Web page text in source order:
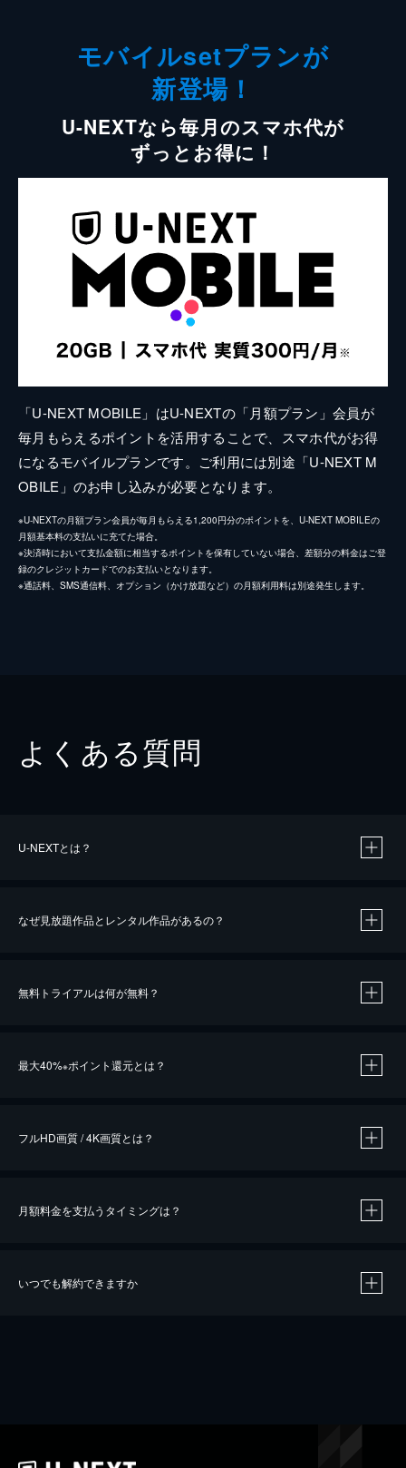
モバイルsetプランが
新登場！
U-NEXTなら毎月のスマホ代が
ずっとお得に！
「U-NEXT MOBILE」はU-NEXTの「月額プラン」会員が
毎月もらえるポイントを活用することで、スマホ代がお得
になるモバイルプランです。ご利用には別途「U-NEXT M
OBILE」のお申し込みが必要となります。
※U-NEXTの月額プラン会員が毎月もらえる1,200円分のポイントを、U-NEXT MOBILEの
月額基本料の支払いに充てた場合。
※決済時において支払金額に相当するポイントを保有していない場合、差額分の料金はご登
録のクレジットカードでのお支払いとなります。
※通話料、SMS通信料、オプション（かけ放題など）の月額利用料は別途発生します。
よくある質問
U-NEXTとは？
なぜ見放題作品とレンタル作品があるの？
無料トライアルは何が無料？
最大40%※ポイント還元とは？
※40％ポイント還元の対象は、クレジットカード決済による作品の購入 / レンタルです。
iOSアプリのUコイン決済による作品の購入 / レンタルは、20％のポイント還元です。
フルHD画質 / 4K画質とは？
月額料金を支払うタイミングは？
いつでも解約できますか